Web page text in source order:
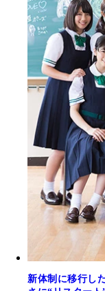
新体制に移行し